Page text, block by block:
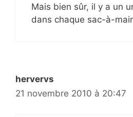
Mais bien sûr, il y a un
dans chaque sac-à-
hervervs
21 novembre 2010 à 20:47